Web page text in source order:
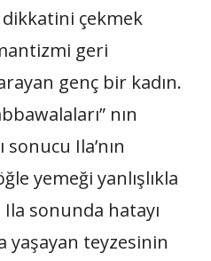
dikkatini çekmek
geri
genç bir kadın.
nın
sonucu Ila’nın
yemeği yanlışlıkla
Ila sonunda hatayı
yaşayan teyzesinin